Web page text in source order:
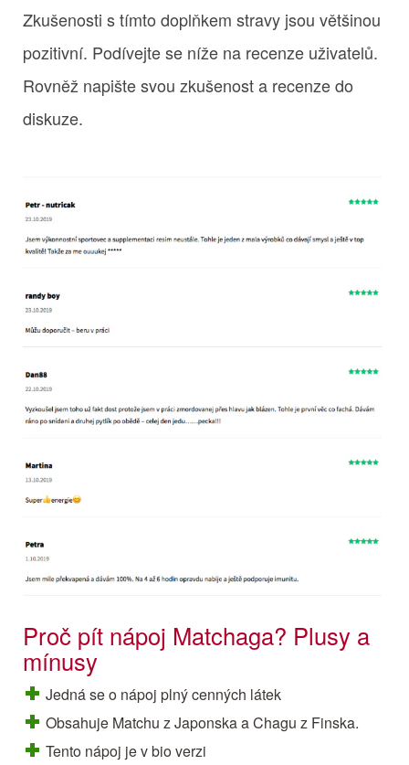
Zkušenosti s tímto doplňkem stravy jsou většinou
pozitivní. Podívejte se níže na recenze uživatelů.
Rovněž napište svou zkušenost a recenze do
diskuze.
Proč pít nápoj Matchaga? Plusy a
mínusy
Jedná se o nápoj plný cenných látek
Obsahuje Matchu z Japonska a Chagu z Finska.
Tento nápoj je v bio verzi